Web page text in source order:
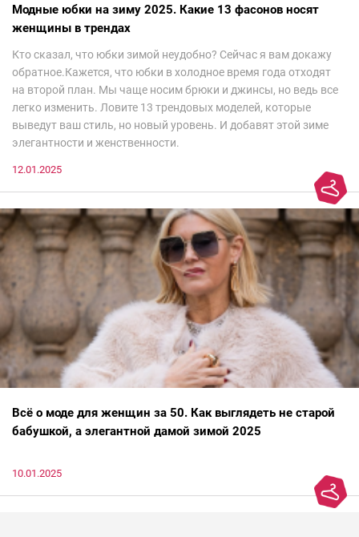
Модные юбки на зиму 2025. Какие 13 фасонов носят
женщины в трендах
Кто сказал, что юбки зимой неудобно? Сейчас я вам докажу
обратное.Кажется, что юбки в холодное время года отходят
на второй план. Мы чаще носим брюки и джинсы, но ведь все
легко изменить. Ловите 13 трендовых моделей, которые
выведут ваш стиль, но новый уровень. И добавят этой зиме
элегантности и женственности.
12.01.2025
Всё о моде для женщин за 50. Как выглядеть не старой
бабушкой, а элегантной дамой зимой 2025
10.01.2025